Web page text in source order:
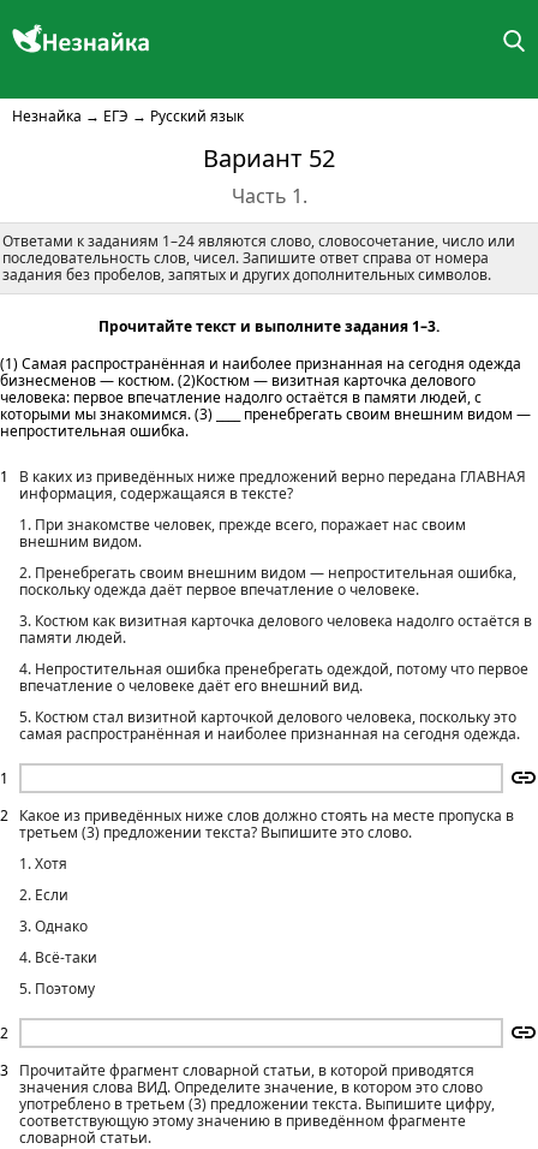
Незнайка → ЕГЭ → Русский язык
Вариант 52
Часть 1.
Ответами к заданиям 1–24 являются слово, словосочетание, число или
последовательность слов, чисел. Запишите ответ справа от номера
задания без пробелов, запятых и других дополнительных символов.
Прочитайте текст и выполните задания 1–3.
(1) Самая распространённая и наиболее признанная на сегодня одежда
бизнесменов — костюм. (2)Костюм — визитная карточка делового
человека: первое впечатление надолго остаётся в памяти людей, с
которыми мы знакомимся. (3) ____ пренебрегать своим внешним видом —
непростительная ошибка.
1
1
В каких из приведённых ниже предложений верно передана ГЛАВНАЯ
информация, содержащаяся в тексте?
1. При знакомстве человек, прежде всего, поражает нас своим
внешним видом.
2. Пренебрегать своим внешним видом — непростительная ошибка,
поскольку одежда даёт первое впечатление о человеке.
3. Костюм как визитная карточка делового человека надолго остаётся в
памяти людей.
4. Непростительная ошибка пренебрегать одеждой, потому что первое
впечатление о человеке даёт его внешний вид.
5. Костюм стал визитной карточкой делового человека, поскольку это
самая распространённая и наиболее признанная на сегодня одежда.
2
2
Какое из приведённых ниже слов должно стоять на месте пропуска в
третьем (3) предложении текста? Выпишите это слово.
1. Хотя
2. Если
3. Однако
4. Всё-таки
5. Поэтому
3
Прочитайте фрагмент словарной статьи, в которой приводятся
значения слова ВИД. Определите значение, в котором это слово
употреблено в третьем (3) предложении текста. Выпишите цифру,
соответствующую этому значению в приведённом фрагменте
словарной статьи.